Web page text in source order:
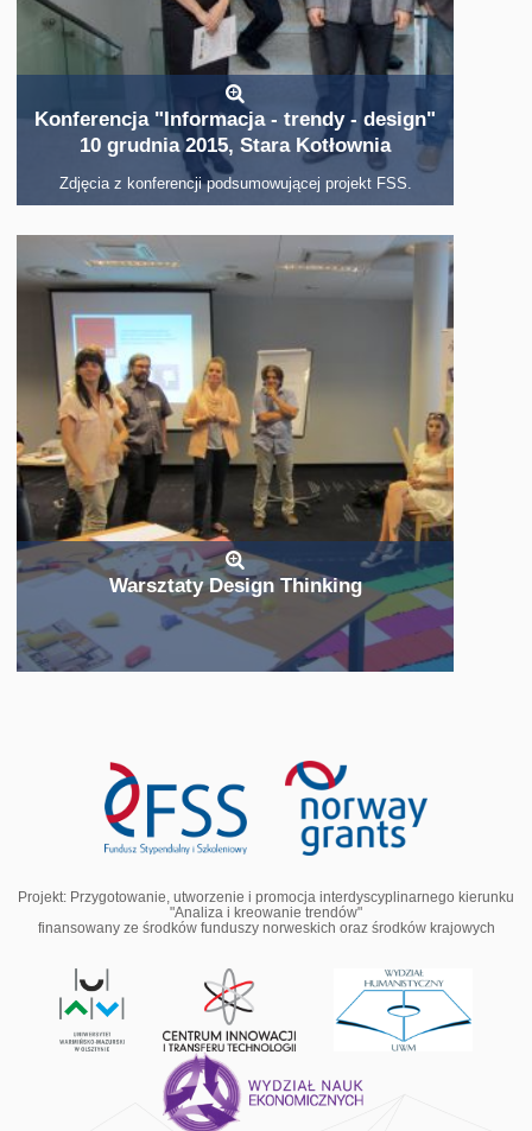
Konferencja "Informacja - trendy - design"
10 grudnia 2015, Stara Kotłownia
Zdjęcia z konferencji podsumowującej projekt FSS.
Warsztaty Design Thinking
Projekt: Przygotowanie, utworzenie i promocja interdyscyplinarnego kierunku
"Analiza i kreowanie trendów"
finansowany ze środków funduszy norweskich oraz środków krajowych